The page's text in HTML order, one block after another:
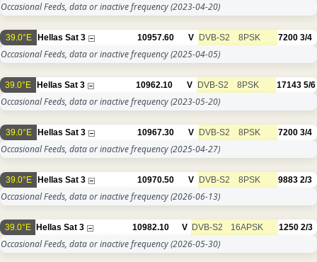
Occasional Feeds, data or inactive frequency(2023-04-20)
39.0°E Hellas Sat 3 10957.60 V DVB-S2 8PSK 7200 3/4
Occasional Feeds, data or inactive frequency(2025-04-05)
39.0°E Hellas Sat 3 10962.10 V DVB-S2 8PSK 17143 5/6
Occasional Feeds, data or inactive frequency(2023-05-20)
39.0°E Hellas Sat 3 10967.30 V DVB-S2 8PSK 7200 3/4
Occasional Feeds, data or inactive frequency(2025-04-27)
39.0°E Hellas Sat 3 10970.50 V DVB-S2 8PSK 9883 2/3
Occasional Feeds, data or inactive frequency(2026-06-13)
39.0°E Hellas Sat 3 10982.10 V DVB-S2 16APSK 1250 2/3
Occasional Feeds, data or inactive frequency(2026-05-30)